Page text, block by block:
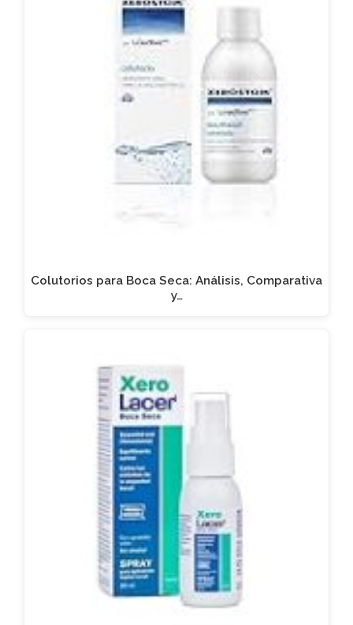
Colutorios para Boca Seca: Análisis, Comparativa
y…